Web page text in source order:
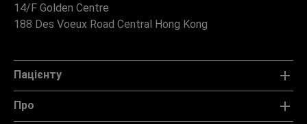
14/F Golden Centre
188 Des Voeux Road Central Hong Kong
Пацієнту
Про